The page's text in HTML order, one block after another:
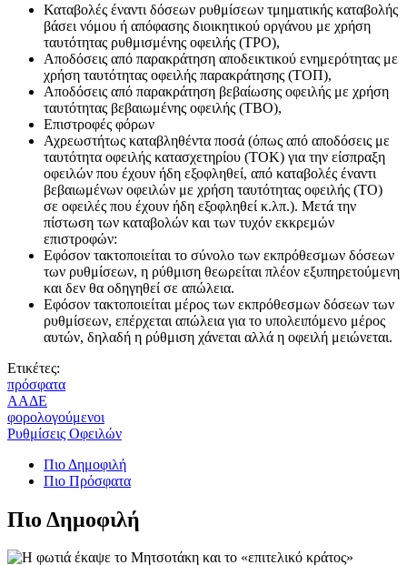
Καταβολές έναντι δόσεων ρυθμίσεων τμηματικής καταβολής
βάσει νόμου ή απόφασης διοικητικού οργάνου με χρήση
ταυτότητας ρυθμισμένης οφειλής (ΤΡΟ),
Αποδόσεις από παρακράτηση αποδεικτικού ενημερότητας με
χρήση ταυτότητας οφειλής παρακράτησης (ΤΟΠ),
Αποδόσεις από παρακράτηση βεβαίωσης οφειλής με χρήση
ταυτότητας βεβαιωμένης οφειλής (ΤΒΟ),
Επιστροφές φόρων
Αχρεωστήτως καταβληθέντα ποσά (όπως από αποδόσεις με
ταυτότητα οφειλής κατασχετηρίου (ΤΟΚ) για την είσπραξη
οφειλών που έχουν ήδη εξοφληθεί, από καταβολές έναντι
βεβαιωμένων οφειλών με χρήση ταυτότητας οφειλής (ΤΟ)
σε οφειλές που έχουν ήδη εξοφληθεί κ.λπ.). Μετά την
πίστωση των καταβολών και των τυχόν εκκρεμών
επιστροφών:
Εφόσον τακτοποιείται το σύνολο των εκπρόθεσμων δόσεων
των ρυθμίσεων, η ρύθμιση θεωρείται πλέον εξυπηρετούμενη
και δεν θα οδηγηθεί σε απώλεια.
Εφόσον τακτοποιείται μέρος των εκπρόθεσμων δόσεων των
ρυθμίσεων, επέρχεται απώλεια για το υπολειπόμενο μέρος
αυτών, δηλαδή η ρύθμιση χάνεται αλλά η οφειλή μειώνεται.
Ετικέτες:
πρόσφατα
ΑΑΔΕ
φορολογούμενοι
Ρυθμίσεις Οφειλών
Πιο Δημοφιλή
Πιο Πρόσφατα
Πιο Δημοφιλή